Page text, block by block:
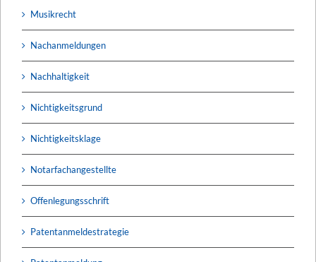
Musikrecht
Nachanmeldungen
Nachhaltigkeit
Nichtigkeitsgrund
Nichtigkeitsklage
Notarfachangestellte
Offenlegungsschrift
Patentanmeldestrategie